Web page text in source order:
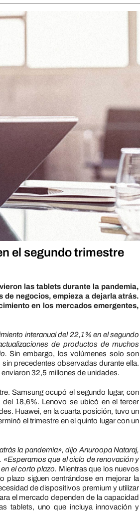
el segundo trimestre
las tablets durante la pandemia,
de negocios, empieza a dejarla atrás.
en los mercados emergentes,
interanual del 22,1% en el segundo
de productos de muchos
Sin embargo, los volúmenes solo son
precedentes observadas durante ella.
32,5 millones de unidades.
Samsung ocupó el segundo lugar, con
18,6%. Lenovo se ubicó en el tercer
Huawei, en la cuarta posición, tuvo un
el trimestre en el quinto lugar con un
la pandemia», dijo Anuroopa Nataraj,
que el ciclo de renovación y
el corto plazo. Mientras que los nuevos
plazo siguen centrándose en mejorar la
de dispositivos premium y utilizar
el mercado dependen de la capacidad
tablets, uno que incluya innovación y